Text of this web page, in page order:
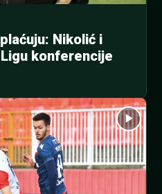
Nikolić i
konferencije